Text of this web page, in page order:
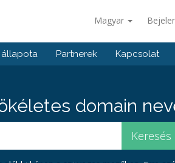
Magyar
Partnerek Kapcsolat
domain